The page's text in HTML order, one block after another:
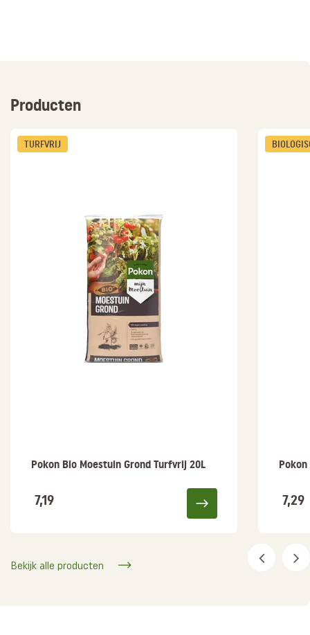
Producten
TURFVRIJ
Pokon Bio Moestuin Grond Turfvrij 20L
7,19 7,29
Bekijk alle producten